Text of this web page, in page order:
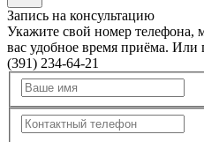
Запись на консультацию
Укажите свой номер телефона,
вас удобное время приёма.
(391) 234-64-21